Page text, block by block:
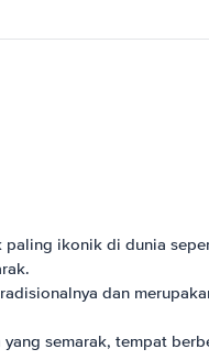
ikonik di dunia
dan
semarak, tempat